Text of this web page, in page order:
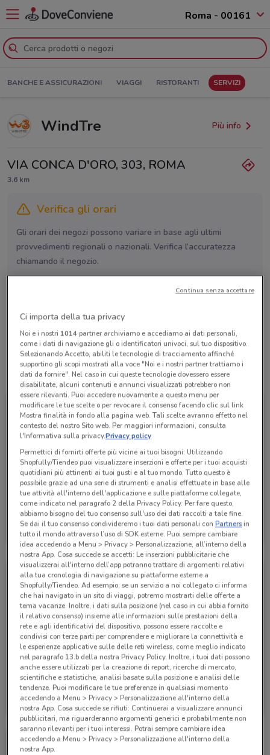
Roma - 00161
BANCHE E ASSICURAZIONI VIAGGI RISTORANTI SERVIZI
WindTre Più info
VIA CONCA D'ORO, 303, ROMA
3.6 km
Verifica gli orari
Gli orari dei negozi possono variare in base agli ultimi
provvedimenti regionali o nazionali. Verifica l’accuratezza
chiamando il negozio.
Martedì n.d.
Mercoledì n.d.
Giovedì n.d.
Venerdì n.d.
Sabato n.d.
Domenica n.d.
Lazio
Tutte le promozioni di questo negozio
WindTre
Scade il 25/09
WindTre
Scade il 20/09 528 m
WindTre
Scade il 24/08 528 m
Ci importa della tua privacy
Noi e i nostri 1014partner archiviamo e accediamo ai dati personali,
come i dati di navigazione gli o identificatori univoci, sul tuo dispositivo.
Selezionando Accetto, abiliti le tecnologie di tracciamento affinché
supportino gli scopi mostrati alla voce "Noi e i nostri partner trattiamo i
dati da fornire". Nel caso in cui queste tecnologie dovessero essere
disabilitate, alcuni contenuti e annunci visualizzati potrebbero non
essere rilevanti. Puoi accedere nuovamente a questo menu per
modificare le tue scelte o per revocare il consenso facendo clic sul link
Mostra finalità in fondo alla pagina web. Tali scelte avranno effetto nel
contesto del nostro Sito web. Per maggiori informazioni, consulta
l'Informativa sulla privacy.Privacy policy
Permettici di fornirti offerte più vicine ai tuoi bisogni: Utilizzando
Shopfully/Tiendeo puoi visualizzare inserzioni e offerte per i tuoi acquisti
quotidiani più attinenti ai tuoi gusti e al tuo mondo. Tutto questo è
possibile grazie ad una serie di strumenti e analisi effettuate in base alle
tue attività all'interno dell'applicazione e sulle piattaforme collegate,
come indicato nel paragrafo 2 della Privacy Policy. Per fare questo,
abbiamo bisogno del tuo consenso sull'uso dei dati raccolti a tale fine.
Se dai il tuo consenso condivideremo i tuoi dati personali conPartnersin
tutto il mondo attraverso l’uso di SDK esterne. Puoi sempre cambiare
idea accedendo a Menu > Privacy > Personalizzazione, all’interno della
nostra App. Cosa succede se accetti: Le inserzioni pubblicitarie che
visualizzerai all'interno dell’app potranno trattare di argomenti relativi
alla tua cronologia di navigazione su piattaforme esterne a
Shopfully/Tiendeo. Ad esempio, se un servizio a noi collegato ci informa
che hai navigato in un sito di viaggi, potremo mostrarti delle offerte a
tema vacanze. Inoltre, i dati sulla posizione (nel caso in cui abbia fornito
il relativo consenso) insieme alle informazioni sulle prestazioni della
rete e agli identificativi del dispositivo, possono essere raccolte e
condivisi con terze parti per comprendere e migliorare la connettività e
le esperienze applicative sulle delle reti wireless, come meglio indicato
nel paragrafo 13.b della nostra Privacy Policy. Inoltre, i tuoi dati possono
anche essere utilizzati per la creazione di report, ricerche di mercato,
scientifiche e statistiche, analisi basate sulla posizione e analisi delle
tendenze. Puoi modificare le tue preferenze in qualsiasi momento
accedendo a Menu > Privacy > Personalizzazione all'interno della
nostra App. Cosa succede se rifiuti: Continuerai a visualizzare annunci
pubblicitari, ma riguarderanno argomenti generici e probabilmente non
saranno rilevanti per i tuoi interessi. Potrai sempre cambiare idea
accedendo a Menu > Privacy > Personalizzazione all'interno della
nostra App.
Continua senza accettare